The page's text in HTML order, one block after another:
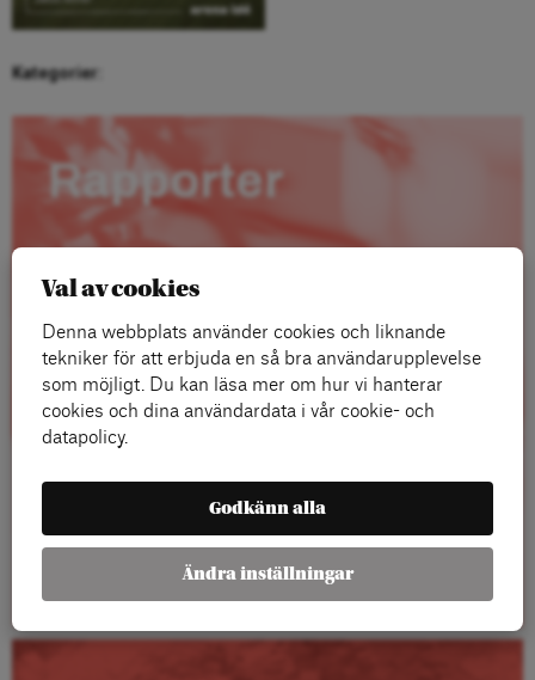
Kategorier:
Rapporter
Val av cookies
Denna webbplats använder cookies och liknande
tekniker för att erbjuda en så bra användarupplevelse
som möjligt. Du kan läsa mer om hur vi hanterar
cookies och dina användardata i vår cookie- och
datapolicy.
Godkänn alla
Ändra inställningar